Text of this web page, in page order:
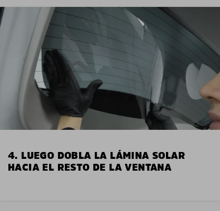
4. LUEGO DOBLA LA LÁMINA SOLAR
HACIA EL RESTO DE LA VENTANA